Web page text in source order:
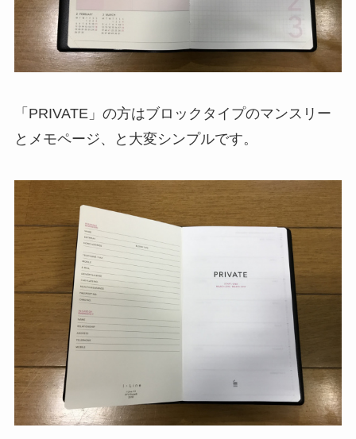
「PRIVATE」の方はブロックタイプのマンスリー
とメモページ、と大変シンプルです。